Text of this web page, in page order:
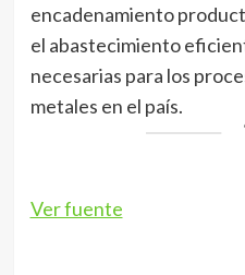
encadenamiento
el abastecimiento
necesarias para los
metales en el país.
Ver fuente